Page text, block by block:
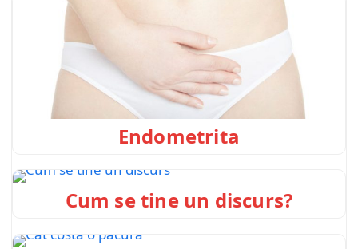
Endometrita
Cum se tine un discurs?